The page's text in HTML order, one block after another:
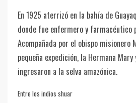
En 1925 aterrizó en la bahía de
donde fue enfermero y farmacéutico
Acompañada por el obispo misionero
pequeña expedición, la Hermana
ingresaron a la selva amazónica.
Entre los indios shuar